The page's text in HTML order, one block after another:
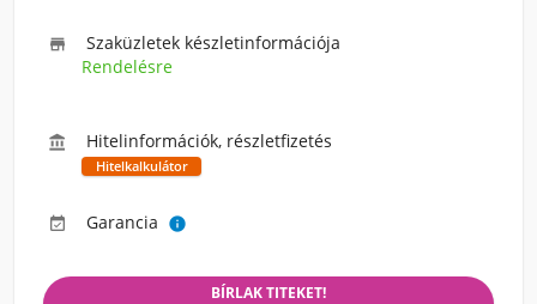

Szaküzletek készletinformációja
Rendelésre
 Hitelinformációk, részletfizetés
Hitelkalkulátor
 Garancia 
BÍRLAK TITEKET!